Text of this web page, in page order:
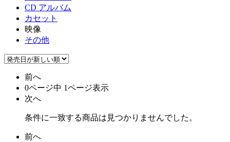
CD アルバム
カセット
映像
その他
前へ
0ページ中 1ページ表示
次へ
条件に一致する商品は見つかりませんでした。
前へ